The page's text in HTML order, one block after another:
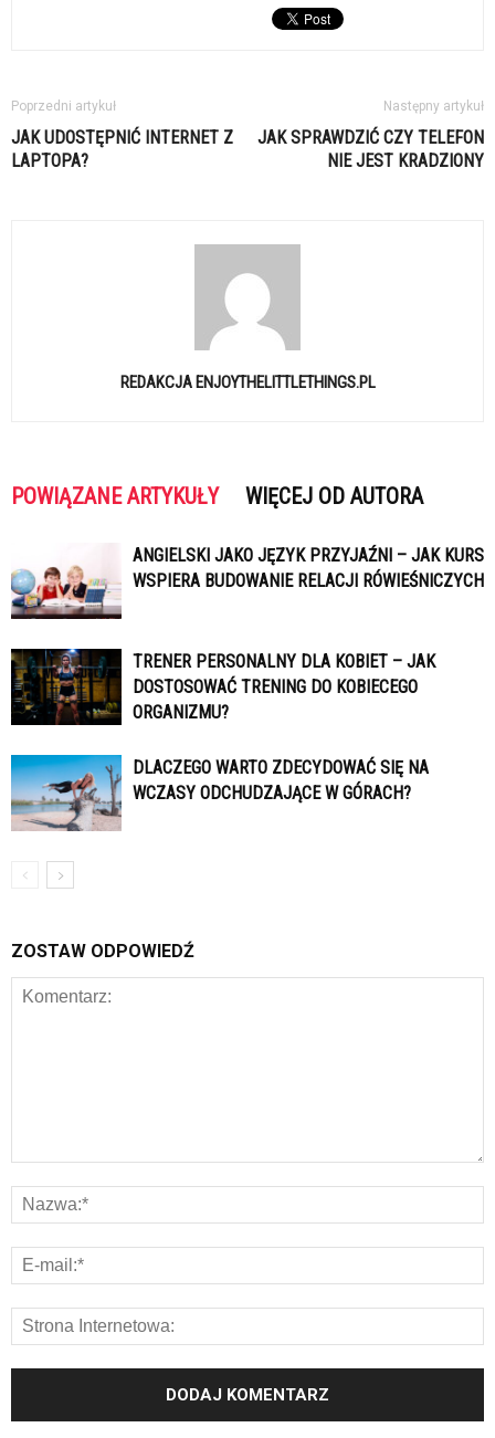
Poprzedni artykuł
JAK UDOSTĘPNIĆ INTERNET Z
LAPTOPA?
Następny artykuł
JAK SPRAWDZIĆ CZY TELEFON
NIE JEST KRADZIONY
REDAKCJA ENJOYTHELITTLETHINGS.PL
POWIĄZANE ARTYKUŁY WIĘCEJ OD AUTORA
ANGIELSKI JAKO JĘZYK PRZYJAŹNI – JAK KURS
WSPIERA BUDOWANIE RELACJI RÓWIEŚNICZYCH
TRENER PERSONALNY DLA KOBIET – JAK
DOSTOSOWAĆ TRENING DO KOBIECEGO
ORGANIZMU?
DLACZEGO WARTO ZDECYDOWAĆ SIĘ NA
WCZASY ODCHUDZAJĄCE W GÓRACH?
ZOSTAW ODPOWIEDŹ